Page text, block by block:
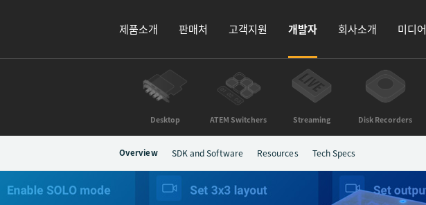
제품소개 판매처 고객지원 개발자 회사소개 미디어
Desktop ATEM Switchers Streaming Disk Recorders
Overview SDK and Software Resources Tech Specs